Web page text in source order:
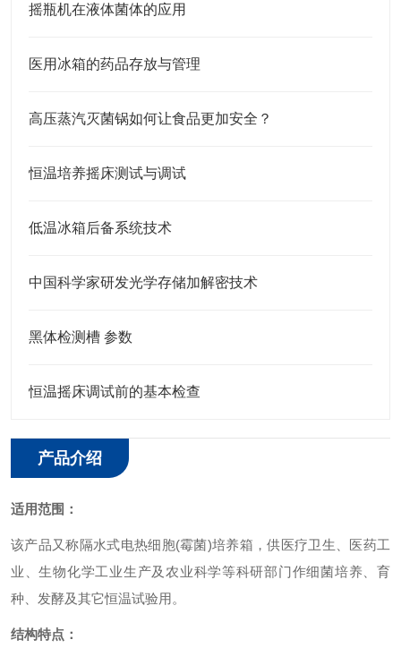
摇瓶机在液体菌体的应用
医用冰箱的药品存放与管理
高压蒸汽灭菌锅如何让食品更加安全？
恒温培养摇床测试与调试
低温冰箱后备系统技术
中国科学家研发光学存储加解密技术
黑体检测槽 参数
恒温摇床调试前的基本检查
产品介绍
适用范围：
该产品又称隔水式电热细胞(霉菌)培养箱，供医疗卫生、医药工
业、生物化学工业生产及农业科学等科研部门作细菌培养、育
种、发酵及其它恒温试验用。
结构特点：